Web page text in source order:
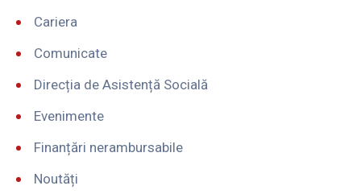
Cariera
Comunicate
Direcția de Asistență Socială
Evenimente
Finanțări nerambursabile
Noutăți